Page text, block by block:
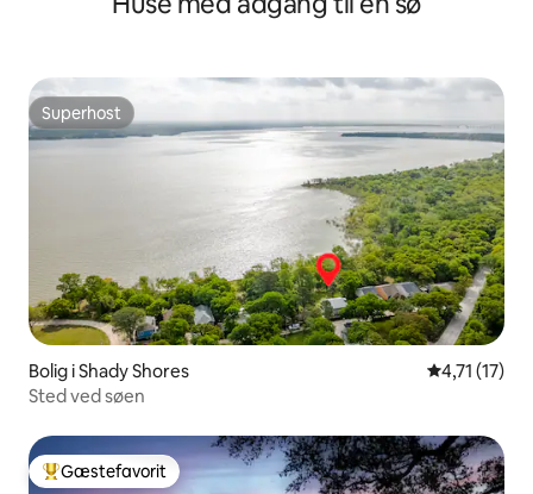
Superhost
Superhost
Bolig i Shady Shores 4,71 ud af 5
4,71 (17)
Sted ved søen
Bedste gæstefavorit
Gæstefavorit